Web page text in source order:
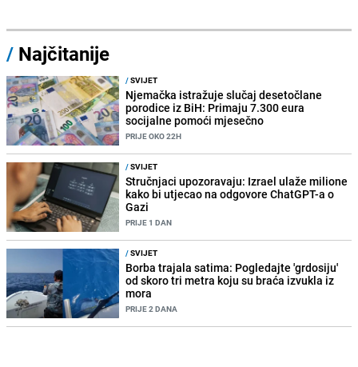
/ Najčitanije
/SVIJET
Njemačka istražuje slučaj desetočlane
porodice iz BiH: Primaju 7.300 eura
socijalne pomoći mjesečno
PRIJE OKO 22H
/SVIJET
Stručnjaci upozoravaju: Izrael ulaže milione
kako bi utjecao na odgovore ChatGPT-a o
Gazi
PRIJE 1 DAN
/SVIJET
Borba trajala satima: Pogledajte 'grdosiju'
od skoro tri metra koju su braća izvukla iz
mora
PRIJE 2 DANA